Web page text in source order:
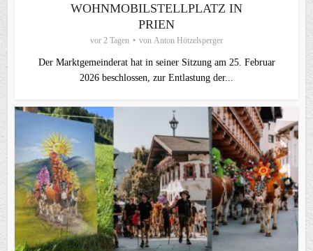
WOHNMOBILSTELLPLATZ IN
PRIEN
vor 2 Tagen von Anton Hötzelsperger
Der Marktgemeinderat hat in seiner Sitzung am 25. Februar
2026 beschlossen, zur Entlastung der...